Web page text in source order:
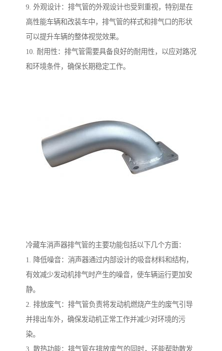
9. 外观设计：排气管的外观设计也受到重视，特别是在
高性能车辆和改装车中，排气管的样式和排气口的形状
可以提升车辆的整体视觉效果。
10. 耐用性：排气管需要具备良好的耐用性，以应对路况
和环境条件，确保长期稳定工作。
冷藏车消声器排气管的主要功能包括以下几个方面：
1. 降低噪音：消声器通过内部设计的吸音材料和结构，
有效减少发动机排气时产生的噪音，使车辆运行更加安
静。
2. 排放废气：排气管负责将发动机燃烧产生的废气引导
并排出车外，确保发动机正常工作并减少对环境的污
染。
3. 散热功能：排气管在排放废气的同时，还能帮助散发